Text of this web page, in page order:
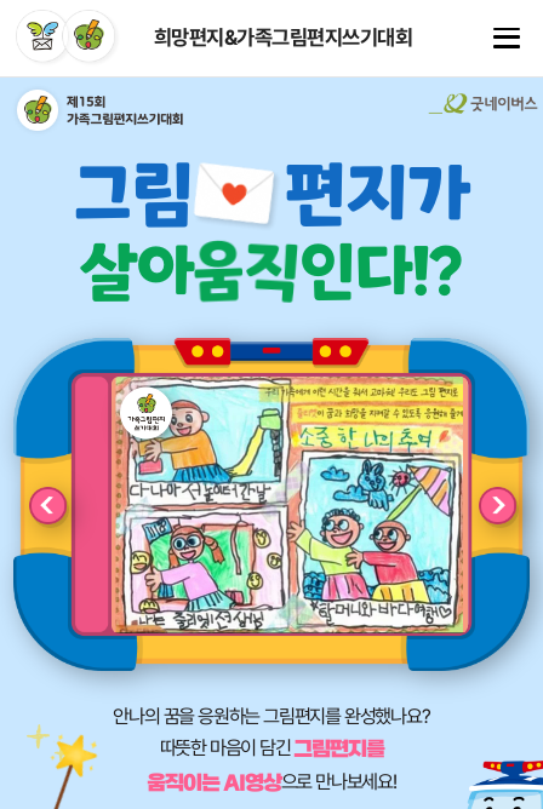
희망편지&가족그림편지쓰기대회
그림 편지가
살아움직인다!?
안나의 꿈을 응원하는 그림편지를 완성했나요?
따뜻한 마음이 담긴그림편지를
움직이는 AI영상으로 만나보세요!